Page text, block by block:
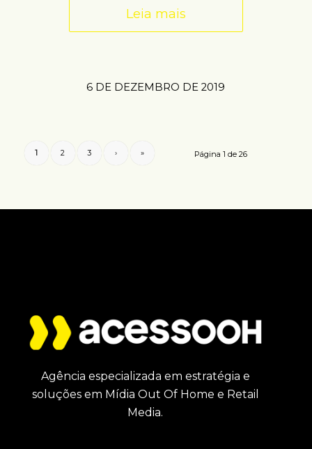
Leia mais
6 DE DEZEMBRO DE 2019
Página 1 de 26
1 2 3 › »
Agência especializada em estratégia e
soluções em Mídia Out Of Home e Retail
Media.